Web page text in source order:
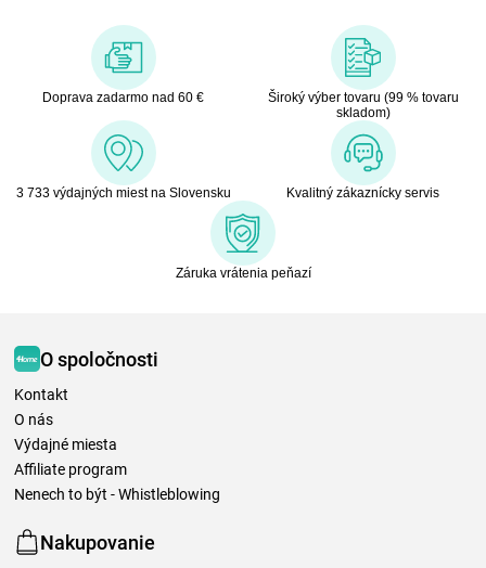
Doprava zadarmo nad 60 €
Široký výber tovaru (99 % tovaru
skladom)
3 733 výdajných miest na Slovensku Kvalitný zákaznícky servis
Záruka vrátenia peňazí
O spoločnosti
Kontakt
O nás
Výdajné miesta
Affiliate program
Nenech to být - Whistleblowing
Nakupovanie